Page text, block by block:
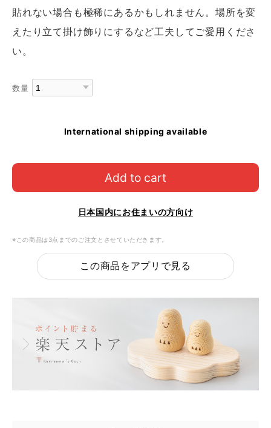
貼れない場合も極稀にあるかもしれません。場所を変
えたり立て掛け飾りにするなど工夫してご愛用くださ
い。
数量
International shipping available
Add to cart
日本国内にお住まいの方向け
※この商品は3点までのご注文とさせていただきます。
この商品をアプリで見る